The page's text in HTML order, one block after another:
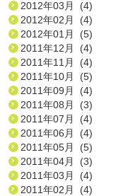
2012年03月 (4)
2012年02月 (4)
2012年01月 (5)
2011年12月 (4)
2011年11月 (4)
2011年10月 (5)
2011年09月 (4)
2011年08月 (3)
2011年07月 (4)
2011年06月 (4)
2011年05月 (5)
2011年04月 (3)
2011年03月 (4)
2011年02月 (4)